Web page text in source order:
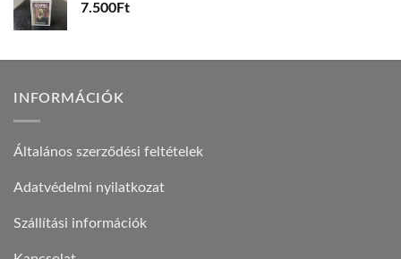
7.500Ft
INFORMÁCIÓK
Általános szerződési feltételek
Adatvédelmi nyilatkozat
Szállítási információk